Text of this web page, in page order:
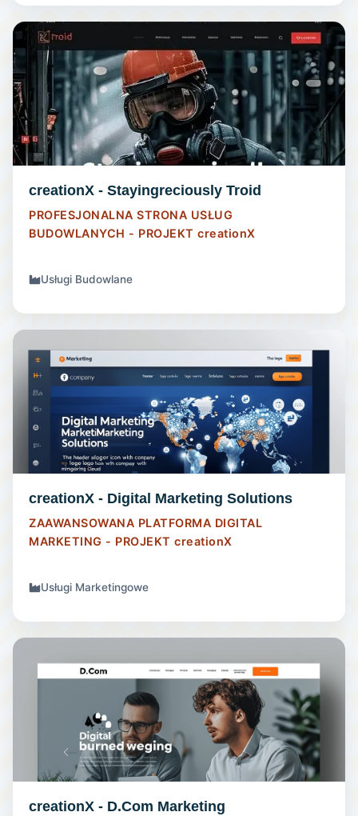
STRONA INTERNETOWA
creationX - Stayingreciously Troid
PROFESJONALNA STRONA USŁUG
BUDOWLANYCH - PROJEKT creationX
Usługi Budowlane
STRONA INTERNETOWA
creationX - Digital Marketing Solutions
ZAAWANSOWANA PLATFORMA DIGITAL
MARKETING - PROJEKT creationX
Usługi Marketingowe
STRONA INTERNETOWA
creationX - D.Com Marketing